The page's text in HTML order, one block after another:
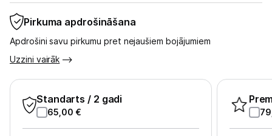
Tīkla iekārtas
Biroja piederumi
Telefoni un aksesuāri
Pirkuma apdrošināšana
Apdrošini savu pirkumu pret nejaušiem bojājumiem
Uzzini vairāk
Standarts / 2 gadi
65,00 €